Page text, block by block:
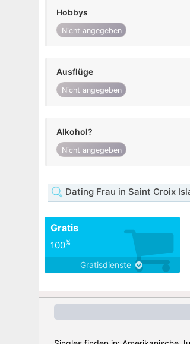
Hobbys
Nicht angegeben
Ausflüge
Nicht angegeben
Alkohol?
Nicht angegeben
Dating Frau in Saint Croix
Gratis
100%
Gratisdienste